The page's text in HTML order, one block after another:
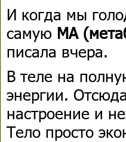
И когда мы
самую МА
писала вчера.
В теле на
энергии.
настроение и
Тело просто